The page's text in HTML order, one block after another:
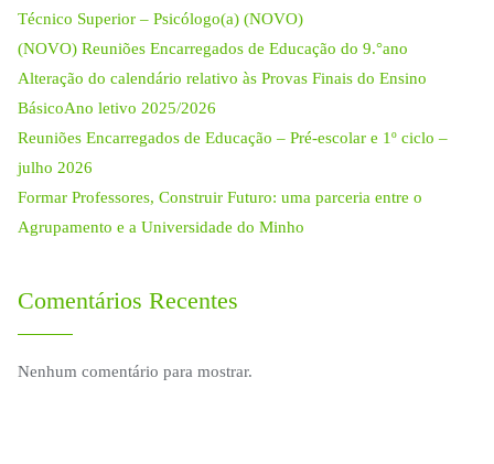
Técnico Superior – Psicólogo(a) (NOVO)
(NOVO) Reuniões Encarregados de Educação do 9.°ano
Alteração do calendário relativo às Provas Finais do Ensino
BásicoAno letivo 2025/2026
Reuniões Encarregados de Educação – Pré-escolar e 1º ciclo –
julho 2026
Formar Professores, Construir Futuro: uma parceria entre o
Agrupamento e a Universidade do Minho
Comentários Recentes
Nenhum comentário para mostrar.